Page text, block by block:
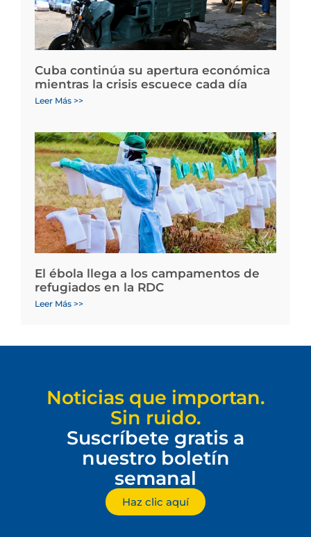
Cuba continúa su apertura económica
mientras la crisis escuece cada día
Leer Más >>
El ébola llega a los campamentos de
refugiados en la RDC
Leer Más >>
Noticias que importan.
Sin ruido.
Suscríbete gratis a
nuestro boletín
semanal
Haz clic aquí